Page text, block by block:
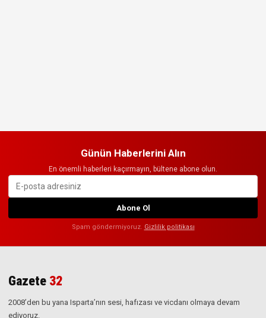
Günün Haberlerini Alın
En önemli haberleri kaçırmayın, bültene abone olun.
Abone Ol
Spam göndermiyoruz. Gizlilik politikası
Gazete 32
2008’den bu yana Isparta’nın sesi, hafızası ve vicdanı olmaya devam
ediyoruz.